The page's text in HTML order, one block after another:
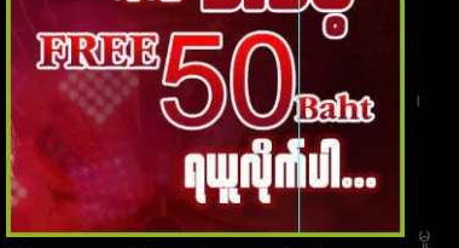
ြည်စိတ်အချရဆုံးဝက်ဘ်ဆိုဒ်။ ၎င်းသည် မြန်မာ ၊
ာင်မှုဖြစ်သည်။UFABETကို ကမ္ဘာပေါ်တွင် ပထမ
လောင်းကစားဝက်ဘ်ဆိုက် ဖြစ်ရန် ပေးထားပါသည်။
က် အပါအဝင် အဖွဲ့ဝင်တွေက ကျွန်တော်တို့ကို
င်အများအပြားအပါအဝင်လူမှုမီဒီယာအမျိုး
န်လိုင်းလောင်းကစားဝန်ဆောင်မှုများကို
င့်မားသောနှုန်းထားဖြင့် ၀ဘ်ဆိုဒ်များ ဝန်ဆောင်မှု